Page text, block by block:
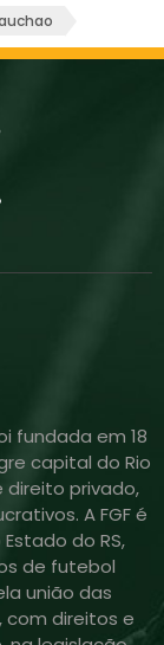
fundada em 18
capital do Rio
direito privado,
A FGF é
do RS,
de futebol
união das
com direitos e